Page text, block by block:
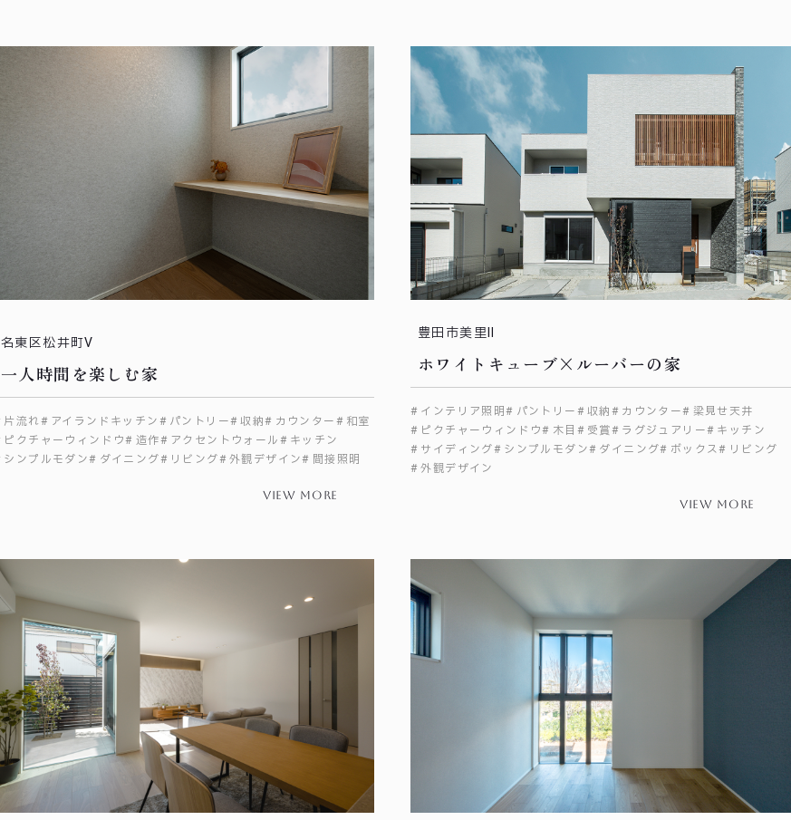
名東区松井町Ⅴ
一人時間を楽しむ家
片流れ アイランドキッチン パントリー 収納 カウンター
和室
ピクチャーウィンドウ
造作 アクセントウォール
キッチン
シンプルモダン
ダイニング リビング 外観デザイン 間接照明
view more
豊田市美里Ⅱ
ホワイトキューブ×ルーバーの家
インテリア照明 パントリー 収納 カウンター
梁見せ天井
ピクチャーウィンドウ
木目 受賞 ラグジュアリー
キッチン
サイディング
シンプルモダン ダイニング ボックス
リビング
外観デザイン
view more